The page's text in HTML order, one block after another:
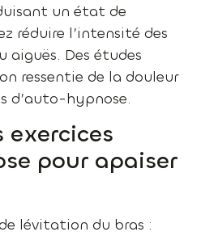
un état de
réduire l’intensité des
aiguës. Des études
ressentie de la douleur
d’auto-hypnose.
exercices
pour apaiser
lévitation du bras :